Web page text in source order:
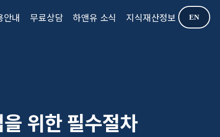
안내 무료상담 하앤유 소식 지식재산정보 EN
위한 필수절차